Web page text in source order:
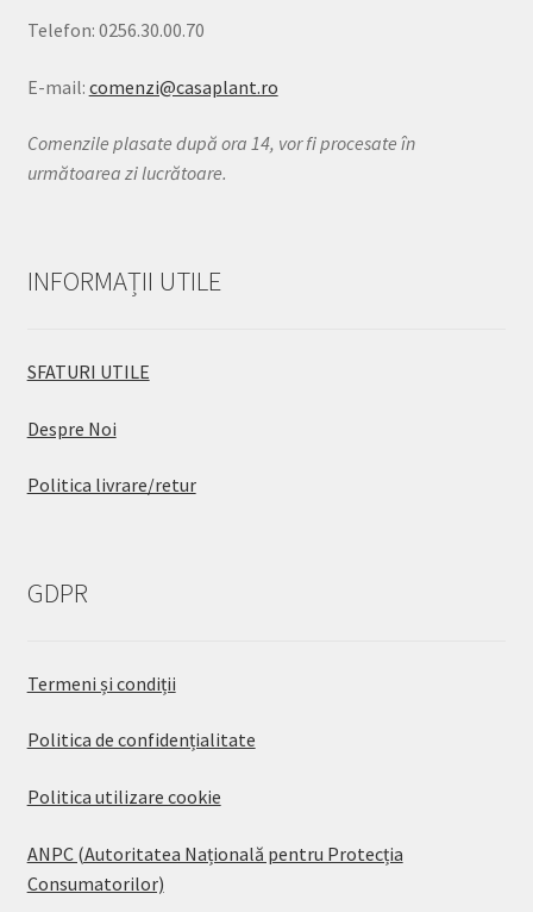
Telefon: 0256.30.00.70
E-mail: comenzi@casaplant.ro
Comenzile plasate după ora 14, vor fi procesate în
următoarea zi lucrătoare.
INFORMAȚII UTILE
SFATURI UTILE
Despre Noi
Politica livrare/retur
GDPR
Termeni și condiții
Politica de confidențialitate
Politica utilizare cookie
ANPC (Autoritatea Națională pentru Protecția
Consumatorilor)